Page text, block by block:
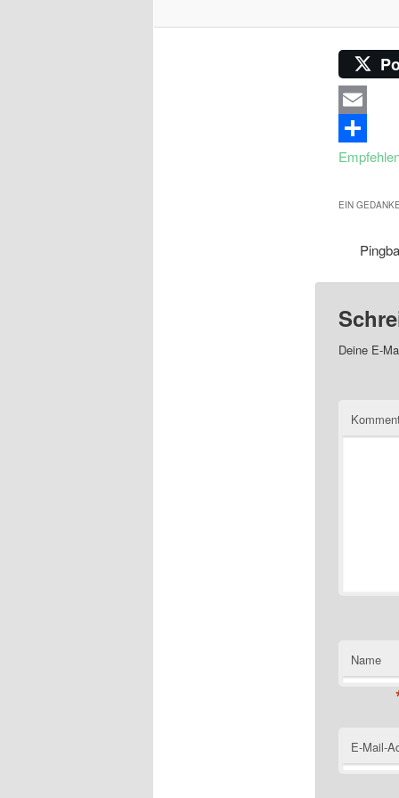
Email
EIN
Deine E-
Name
E-Mail-